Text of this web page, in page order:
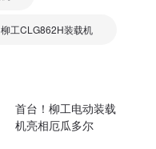
柳工CLG862H装载机
首台！柳工电动装载
机亮相厄瓜多尔